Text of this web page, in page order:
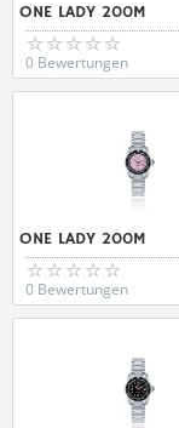
ONE LADY 200M
0 Bewertungen
ONE LADY 200M
0 Bewertungen